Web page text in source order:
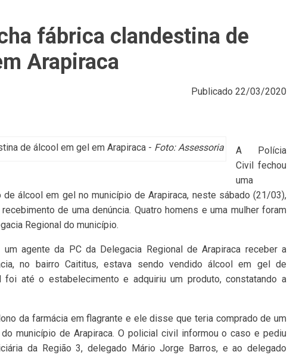
fábrica clandestina de
Arapiraca
Publicado 22/03/2020
de álcool em gel em Arapiraca - Foto: Assessoria
A Polícia
Civil fechou
uma
de álcool em gel no município de Arapiraca, neste sábado (21/03),
de uma denúncia. Quatro homens e uma mulher foram
Regional do município.
agente da PC da Delegacia Regional de Arapiraca receber a
no bairro Caititus, estava sendo vendido álcool em gel de
foi até o estabelecimento e adquiriu um produto, constatando a
da farmácia em flagrante e ele disse que teria comprado de um
município de Arapiraca. O policial civil informou o caso e pediu
da Região 3, delegado Mário Jorge Barros, e ao delegado